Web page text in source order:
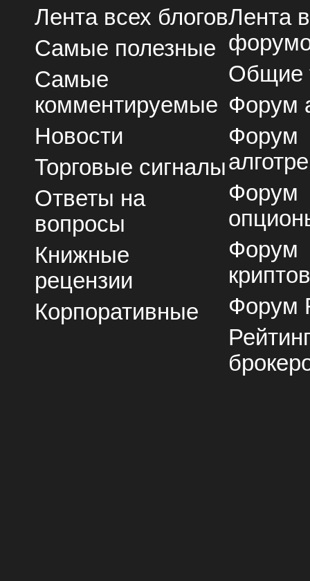
Лента всех блогов
Самые полезные
Самые
комментируемые
Новости
Торговые сигналы
Ответы на
вопросы
Книжные
рецензии
Корпоративные
Лента
Общие
Форум
Форум
Форум
Форум
Форум